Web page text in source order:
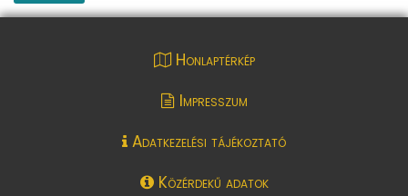
Honlaptérkép
Impresszum
Adatkezelési tájékoztató
Közérdekű adatok